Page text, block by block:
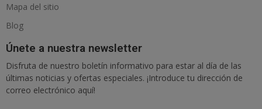
Mapa del sitio
Blog
Únete a nuestra newsletter
Disfruta de nuestro boletín informativo para estar al día de las
últimas noticias y ofertas especiales. ¡Introduce tu dirección de
correo electrónico aquí!